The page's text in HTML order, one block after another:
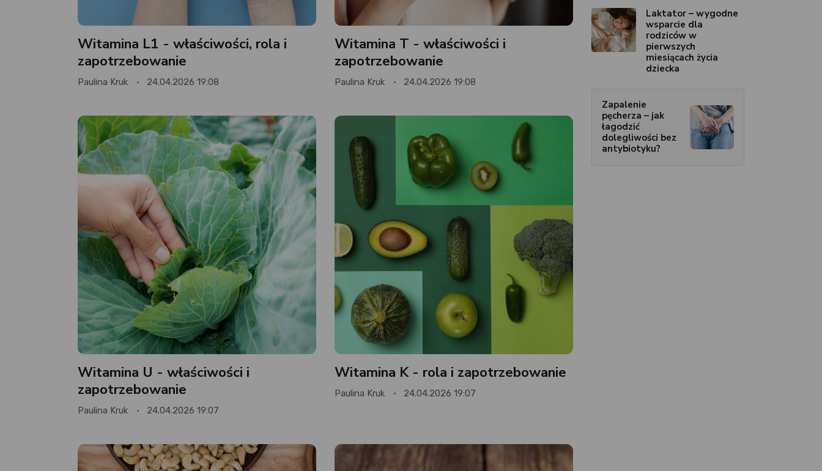
Witamina L1 - właściwości, rola i
zapotrzebowanie
Paulina Kruk 24.04.2026 19:08
Witamina T - właściwości i
zapotrzebowanie
Paulina Kruk 24.04.2026 19:08
Witamina U - właściwości i
zapotrzebowanie
Paulina Kruk 24.04.2026 19:07
Witamina K - rola i zapotrzebowanie
Paulina Kruk 24.04.2026 19:07
Laktator – wygodne
wsparcie dla
rodziców w
pierwszych
miesiącach życia
dziecka
Zapalenie
pęcherza – jak
łagodzić
dolegliwości bez
antybiotyku?